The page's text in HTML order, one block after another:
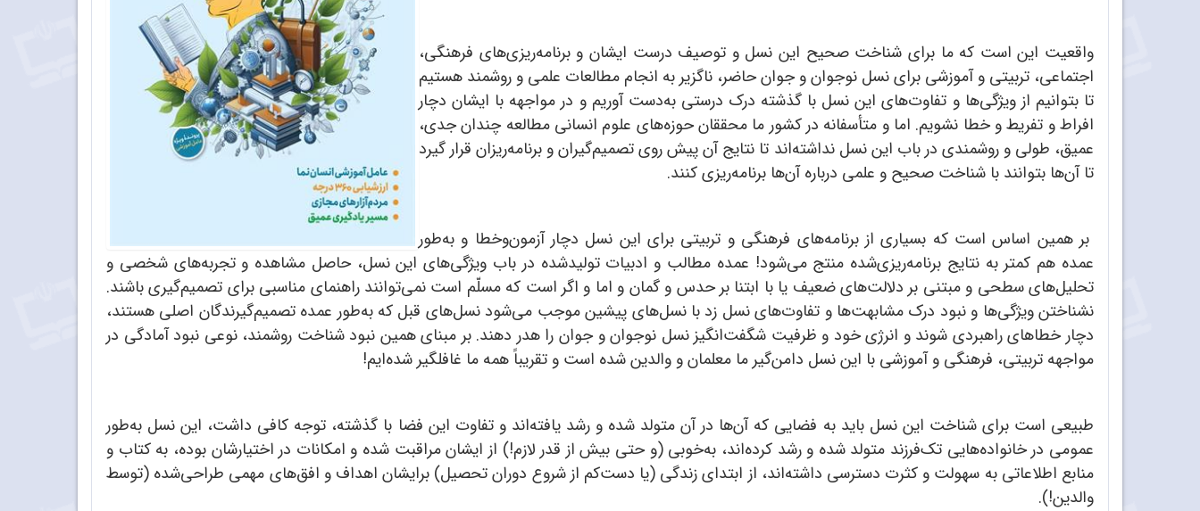
واقعیت این است که ما برای شناخت صحیح این نسل و توصیف درست ایشان و برنامه‌ریزی‌های فرهنگی،
اجتماعی، تربیتی و آموزشی برای نسل نوجوان و جوان حاضر، ناگزیر به انجام مطالعات علمی و روشمند هستیم
تا بتوانیم از ویژگی‌ها و تفاوت‌های این نسل با گذشته درک درستی به‌دست آوریم و در مواجهه با ایشان دچار
افراط و تفریط و خطا نشویم. اما و متأسفانه در کشور ما محققان حوزه‌های علوم انسانی مطالعه چندان جدی،
عمیق، طولی و روشمندی در باب این نسل نداشته‌اند تا نتایج آن پیش روی تصمیم‌گیران و برنامه‌ریزان قرار گیرد
تا آن‌ها بتوانند با شناخت صحیح و علمی درباره آن‌ها برنامه‌ریزی کنند.
بر همین اساس است که بسیاری از برنامه‌های فرهنگی و تربیتی برای این نسل دچار آزمون‌وخطا و به‌طور
عمده هم کمتر به نتایج برنامه‌ریزی‌شده منتج می‌شود! عمده مطالب و ادبیات تولیدشده در باب ویژگی‌های این نسل، حاصل مشاهده و تجربه‌های شخصی و
تحلیل‌های سطحی و مبتنی بر دلالت‌های ضعیف یا با ابتنا بر حدس و گمان و اما و اگر است که مسلّم است نمی‌توانند راهنمای مناسبی برای تصمیم‌گیری باشند.
نشناختن ویژگی‌ها و نبود درک مشابهت‌ها و تفاوت‌های نسل زد با نسل‌های پیشین موجب می‌شود نسل‌های قبل که به‌طور عمده تصمیم‌گیرندگان اصلی هستند،
دچار خطاهای راهبردی شوند و انرژی خود و ظرفیت شگفت‌انگیز نسل نوجوان و جوان را هدر دهند. بر مبنای همین نبود شناخت روشمند، نوعی نبود آمادگی در
مواجهه تربیتی، فرهنگی و آموزشی با این نسل دامن‌گیر ما معلمان و والدین شده است و تقریباً همه ما غافلگیر شده‌ایم!
طبیعی است برای شناخت این نسل باید به فضایی که آن‌ها در آن متولد شده و رشد یافته‌اند و تفاوت این فضا با گذشته، توجه کافی داشت، این نسل به‌طور
عمومی در خانواده‌هایی تک‌فرزند متولد شده و رشد کرده‌اند، به‌خوبی (و حتی بیش از قدر لازم!) از ایشان مراقبت شده و امکانات در اختیارشان بوده، به کتاب و
منابع اطلاعاتی به سهولت و کثرت دسترسی داشته‌اند، از ابتدای زندگی (یا دست‌کم از شروع دوران تحصیل) برایشان اهداف و افق‌های مهمی طراحی‌شده (توسط
والدین!).